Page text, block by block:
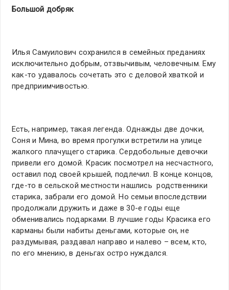
Большой добряк
Илья Самуилович сохранился в семейных преданиях
исключительно добрым, отзвычивым, человечным. Ему
как-то удавалось сочетать это с деловой хваткой и
предприимчивостью.
Есть, например, такая легенда. Однажды две дочки,
Соня и Мина, во время прогулки встретили на улице
жалкого плачущего старика. Сердобольные девочки
привели его домой. Красик посмотрел на несчастного,
оставил под своей крышей, подлечил. В конце концов,
где-то в сельской местности нашлись родственники
старика, забрали его домой. Но семьи впоследствии
продолжали дружить и даже в 30-е годы еще
обменивались подарками. В лучшие годы Красика его
карманы были набиты деньгами, которые он, не
раздумывая, раздавал направо и налево – всем, кто,
по его мнению, в деньгах остро нуждался.